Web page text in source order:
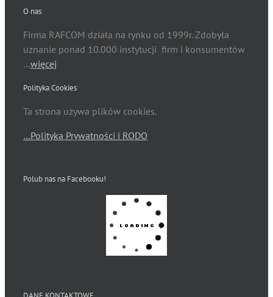
O nas
Firma RAFCOM działa na rynku od 1999r. Zdobyła
uznanie ponad 10.000 instytucji firm i konsumentów
…więcej
Polityka Cookies
Ta strona używa plików cookies.
…Polityka Prywatności i RODO
Polub nas na Facebooku!